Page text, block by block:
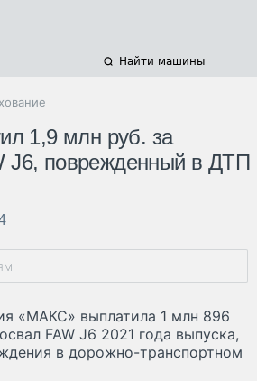
Найти машины
1,9 млн руб. за
J6, поврежденный в ДТП
«МАКС» выплатила 1 млн 896
FAW J6 2021 года выпуска,
в дорожно-транспортном